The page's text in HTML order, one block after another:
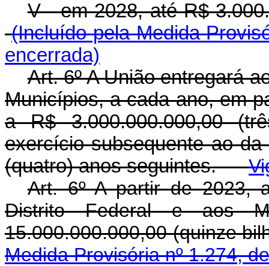
V - em 2028, até R$
(Incluído pela Medida
encerrada)
Art. 6º A União entregará
Municípios, a cada ano, em
a R$ 3.000.000.000,00
exercício subsequente ao
(quatro) anos seguintes.
Art. 6º A partir de 2023,
Distrito Federal e aos
15.000.000.000,00 (quinze
Medida Provisória nº 1.274,